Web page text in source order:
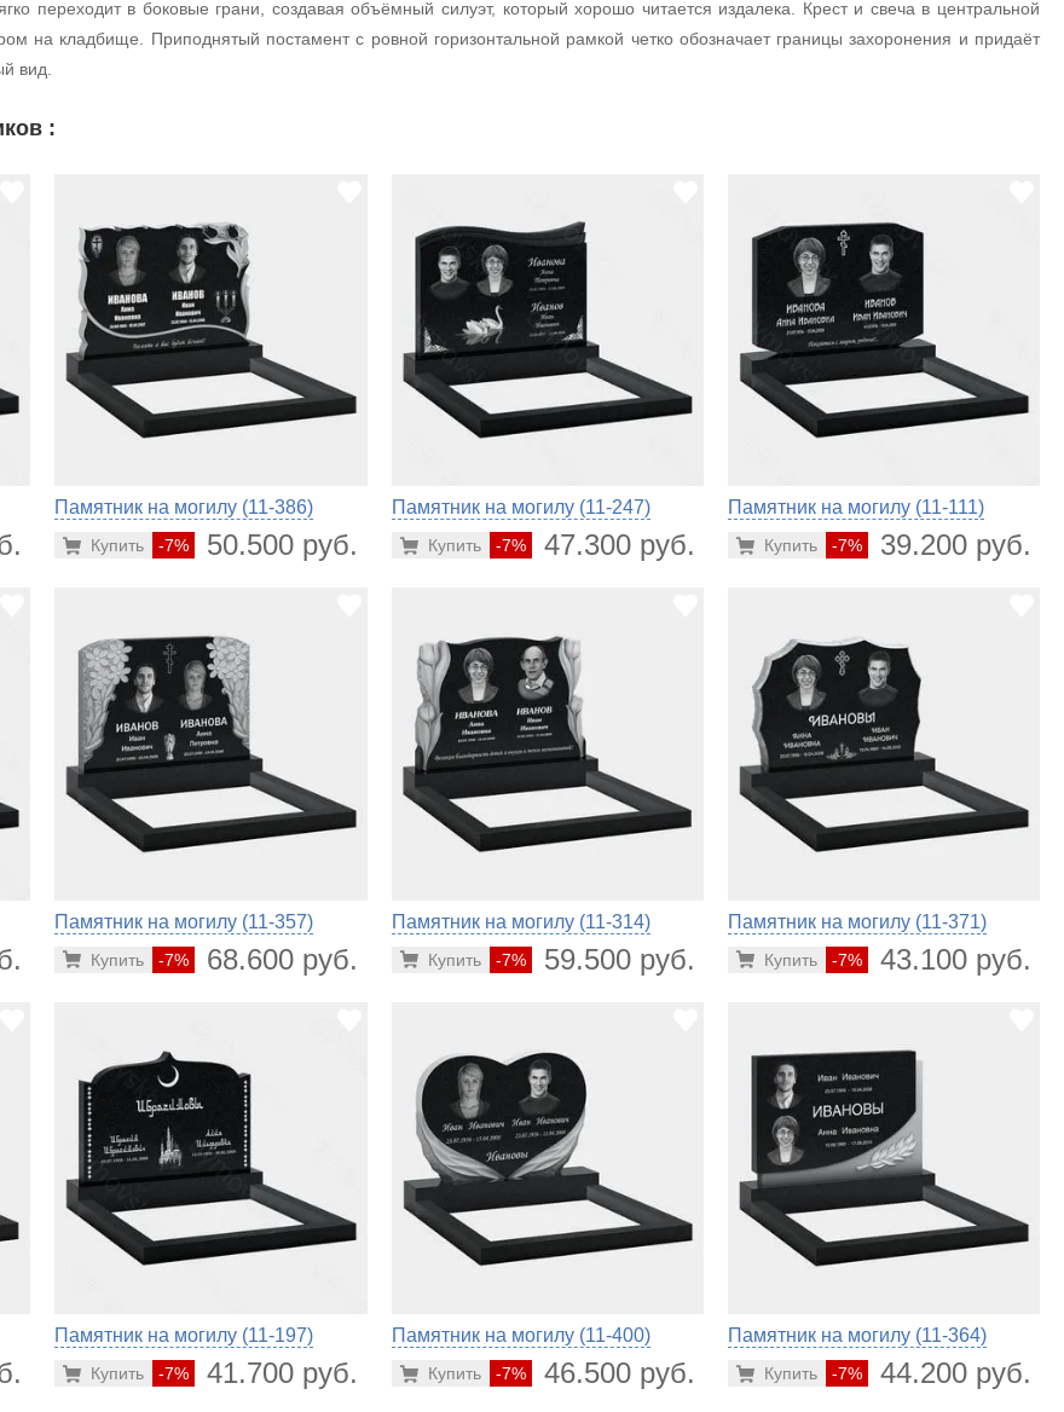
переходит в боковые грани, создавая объёмный силуэт, который хорошо читается издалека. Крест и свеча в центральной
на кладбище. Приподнятый постамент с ровной горизонтальной рамкой четко обозначает границы захоронения и придаёт
вид.
:
Памятник на могилу (11-386)
-7% 50.500 руб.
Купить
Памятник на могилу (11-247)
-7% 47.300 руб.
Купить
Памятник на могилу (11-111)
-7% 39.200 руб.
Купить
Памятник на могилу (11-357)
-7% 68.600 руб.
Купить
Памятник на могилу (11-314)
-7% 59.500 руб.
Купить
Памятник на могилу (11-371)
-7% 43.100 руб.
Купить
Памятник на могилу (11-197)
-7% 41.700 руб.
Купить
Памятник на могилу (11-400)
-7% 46.500 руб.
Купить
Памятник на могилу (11-364)
-7% 44.200 руб.
Купить